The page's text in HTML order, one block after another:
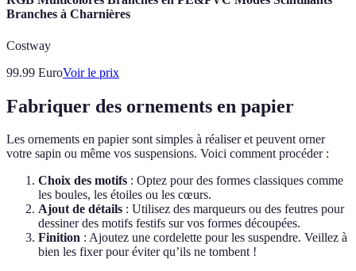
Branches à Charnières
Costway
99.99 EuroVoir le prix
Fabriquer des ornements en papier
Les ornements en papier sont simples à réaliser et peuvent orner
votre sapin ou même vos suspensions. Voici comment procéder :
Choix des motifs : Optez pour des formes classiques comme
les boules, les étoiles ou les cœurs.
Ajout de détails : Utilisez des marqueurs ou des feutres pour
dessiner des motifs festifs sur vos formes découpées.
Finition : Ajoutez une cordelette pour les suspendre. Veillez à
bien les fixer pour éviter qu’ils ne tombent !